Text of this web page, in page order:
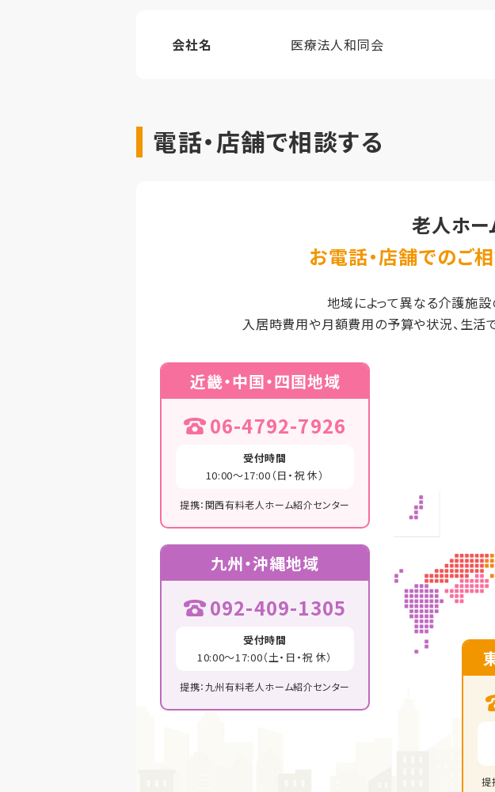
会社名 医療法人和同会
電話・店舗で相談する
老人ホー
お電話・店舗でのご
地域によって異なる介護施
入居時費用や月額費用の予算や状況、生活
提
近畿・中国・四国地域
06-4792-7926
受付時間
10:00～17:00（日・祝 休）
提携：関西有料老人ホーム紹介センター
九州・沖縄地域
092-409-1305
受付時間
10:00～17:00（土・日・祝 休）
提携：九州有料老人ホーム紹介センター